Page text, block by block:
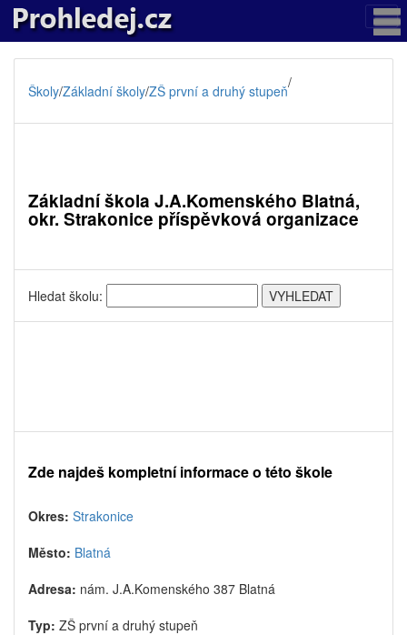
Školy/Základní školy/ZŠ první a druhý stupeň/
Základní škola J.A.Komenského Blatná,
okr. Strakonice příspěvková organizace
Hledat školu:
Zde najdeš kompletní informace o této škole
Okres: Strakonice
Město: Blatná
Adresa: nám. J.A.Komenského 387 Blatná
Typ: ZŠ první a druhý stupeň